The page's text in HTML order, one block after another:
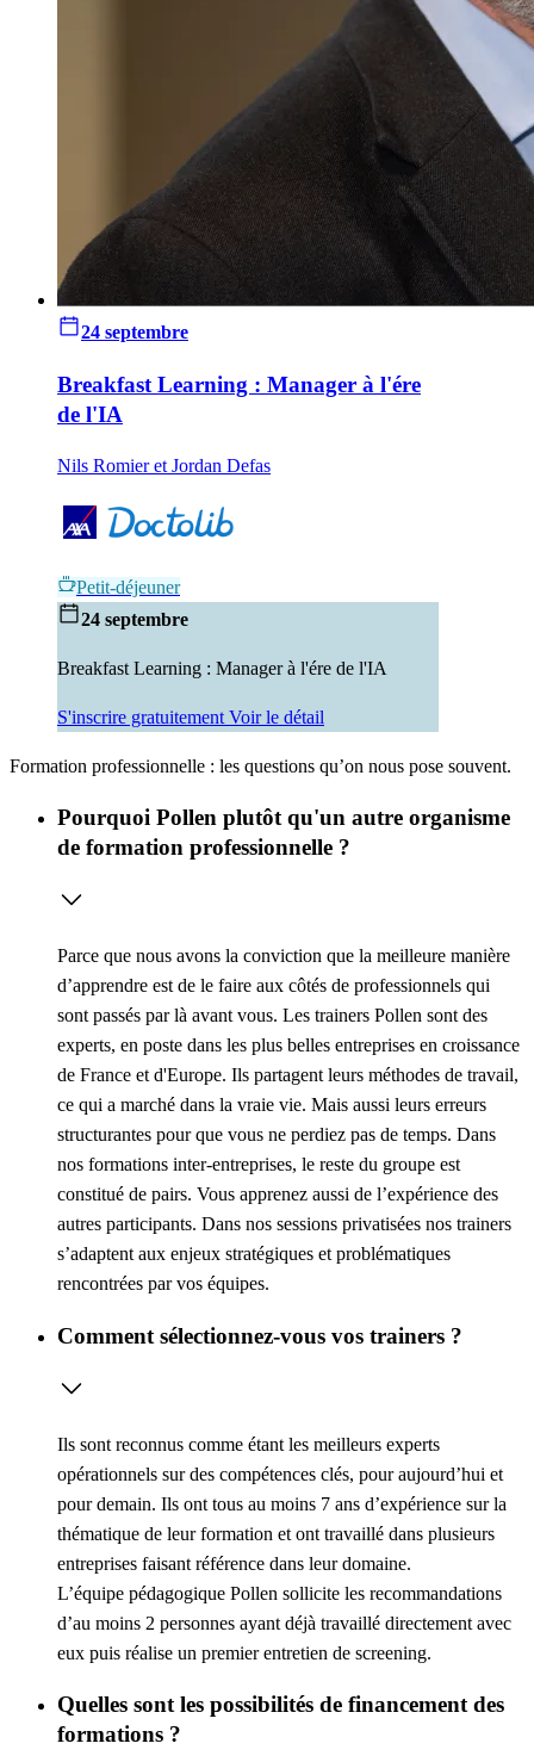
24 septembre
Breakfast Learning : Manager à l'ére
de l'IA
Nils Romier et Jordan Defas
Petit-déjeuner
24 septembre
Breakfast Learning : Manager à l'ére de l'IA
S'inscrire gratuitement Voir le détail
Formation professionnelle : les questions qu’on nous pose souvent.
Pourquoi Pollen plutôt qu'un autre organisme
de formation professionnelle ?
Parce que nous avons la conviction que la meilleure manière
d’apprendre est de le faire aux côtés de professionnels qui
sont passés par là avant vous. Les trainers Pollen sont des
experts, en poste dans les plus belles entreprises en croissance
de France et d'Europe. Ils partagent leurs méthodes de travail,
ce qui a marché dans la vraie vie. Mais aussi leurs erreurs
structurantes pour que vous ne perdiez pas de temps. Dans
nos formations inter-entreprises, le reste du groupe est
constitué de pairs. Vous apprenez aussi de l’expérience des
autres participants. Dans nos sessions privatisées nos trainers
s’adaptent aux enjeux stratégiques et problématiques
rencontrées par vos équipes.
Comment sélectionnez-vous vos trainers ?
Ils sont reconnus comme étant les meilleurs experts
opérationnels sur des compétences clés, pour aujourd’hui et
pour demain. Ils ont tous au moins 7 ans d’expérience sur la
thématique de leur formation et ont travaillé dans plusieurs
entreprises faisant référence dans leur domaine.
L’équipe pédagogique Pollen sollicite les recommandations
d’au moins 2 personnes ayant déjà travaillé directement avec
eux puis réalise un premier entretien de screening.
Quelles sont les possibilités de financement des
formations ?